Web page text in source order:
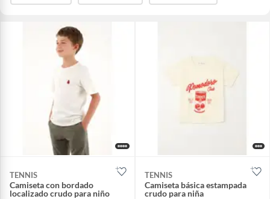
TENNIS
Camiseta con bordado
localizado crudo para niño
TENNIS
Camiseta básica estampada
crudo para niña